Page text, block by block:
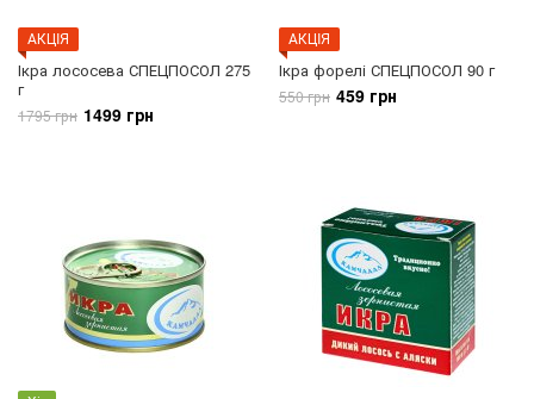
АКЦIЯ
Ікра лососева СПЕЦПОСОЛ 275
г
1795 грн 1499 грн
АКЦIЯ
Ікра форелі СПЕЦПОСОЛ 90 г
550 грн 459 грн